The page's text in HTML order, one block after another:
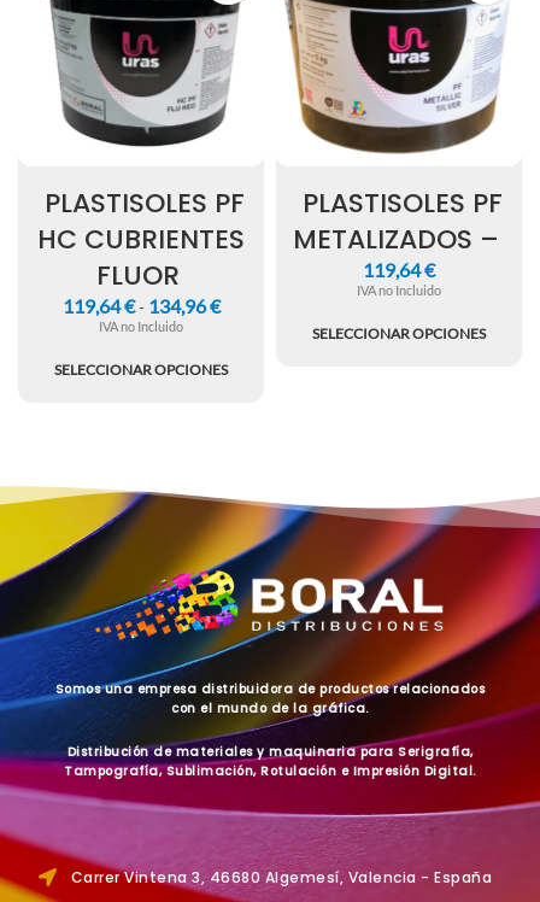
PLASTISOLES PF
HC CUBRIENTES
FLUOR
119,64€ - 134,96€
IVA no Incluido
SELECCIONAR OPCIONES
PLASTISOLES PF
METALIZADOS –
119,64€
IVA no Incluido
SELECCIONAR OPCIONES
Somos una empresa distribuidora de productos relacionados
con el mundo de la gráfica.
Distribución de materiales y maquinaria para Serigrafía,
Tampografía, Sublimación, Rotulación e Impresión Digital.
Carrer Vintena 3, 46680 Algemesí, Valencia - España